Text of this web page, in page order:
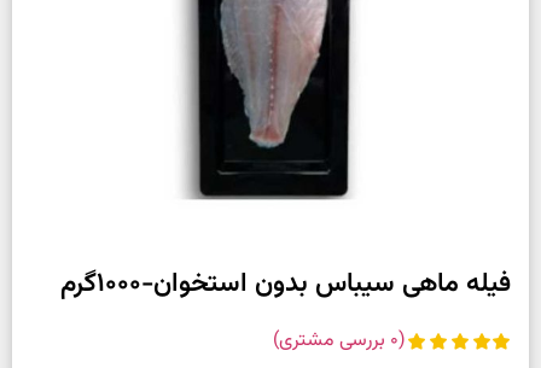
فیله ماهی سیباس بدون استخوان-1000گرم
(
0 بررسی مشتری)